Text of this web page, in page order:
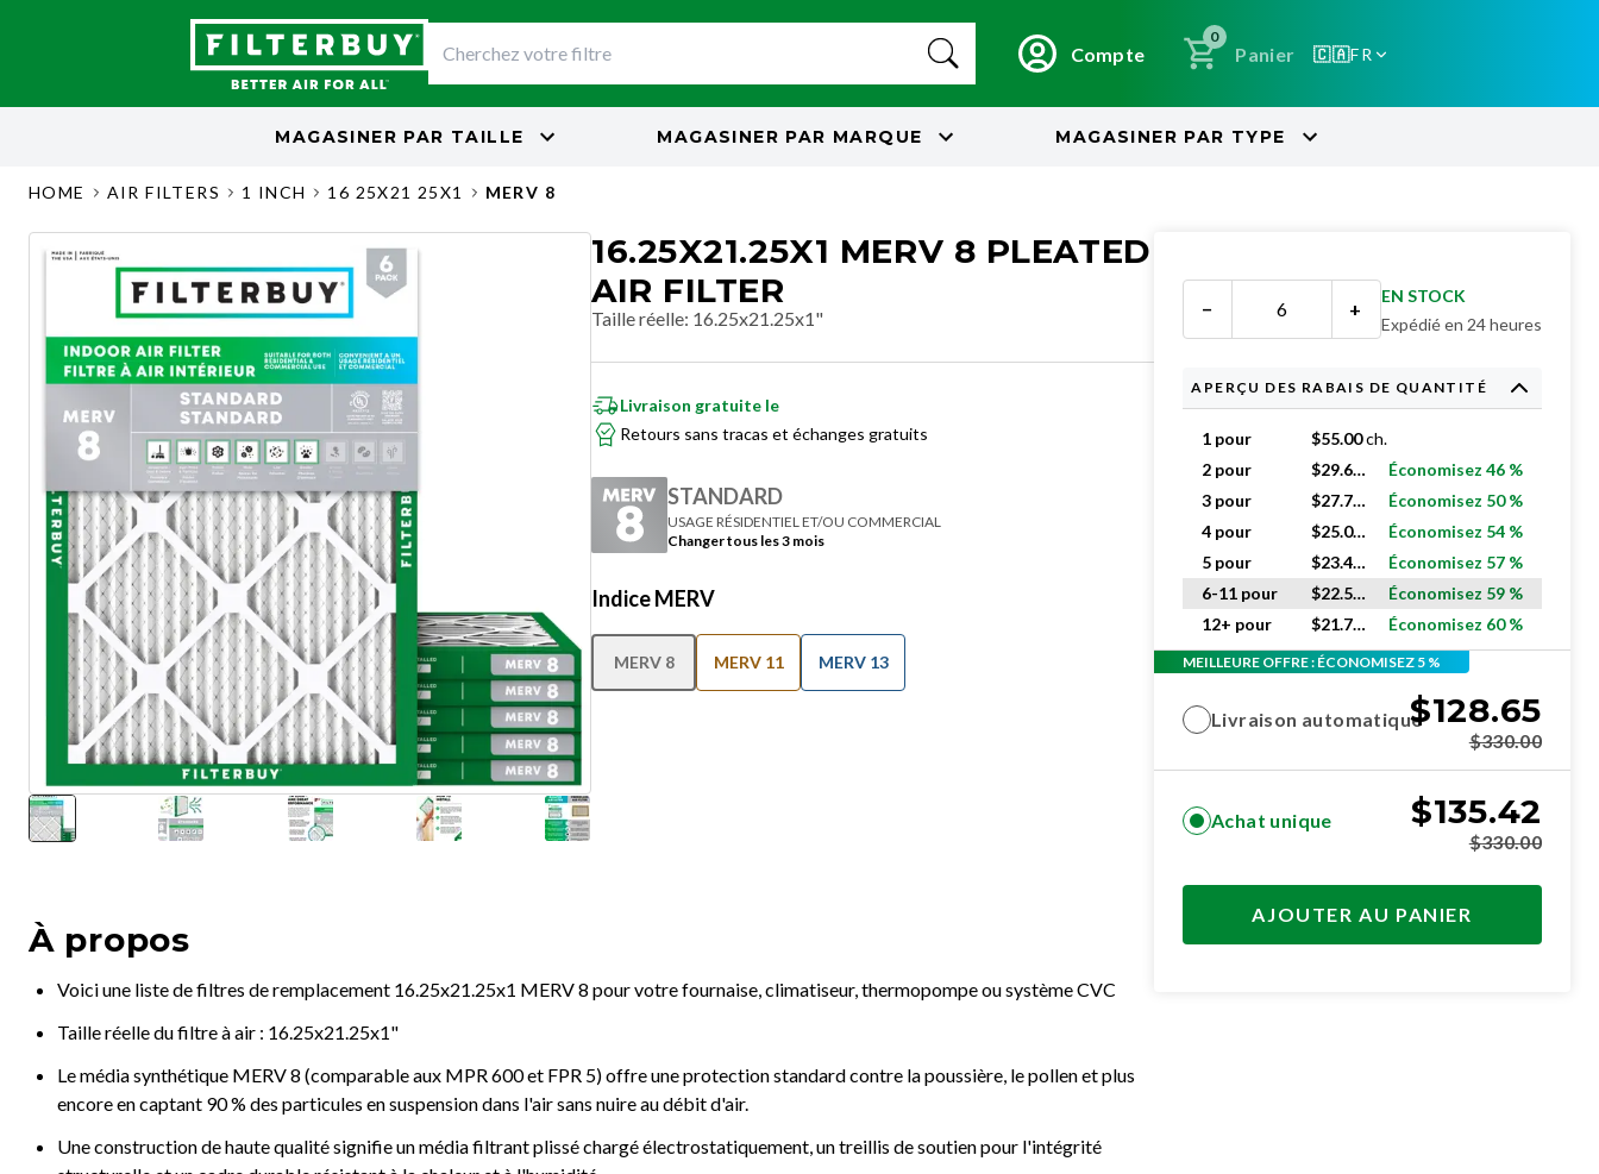
Compte
0
Panier 🇨🇦FR
MAGASINER PAR TAILLE MAGASINER PAR MARQUE MAGASINER PAR TYPE
HOME AIR FILTERS 1 INCH 16 25X21 25X1 MERV 8
16.25X21.25X1 MERV 8 PLEATED
AIR FILTER
Taille réelle: 16.25x21.25x1"
Livraison gratuite le
Retours sans tracas et échanges gratuits
STANDARD
USAGE RÉSIDENTIEL ET/OU COMMERCIAL
Changer tous les 3 mois
Indice MERV
MERV 8 MERV 11 MERV 13
À propos
Voici une liste de filtres de remplacement 16.25x21.25x1 MERV 8 pour votre fournaise, climatiseur, thermopompe ou système CVC
Taille réelle du filtre à air : 16.25x21.25x1"
Le média synthétique MERV 8 (comparable aux MPR 600 et FPR 5) offre une protection standard contre la poussière, le pollen et plus
encore en captant 90 % des particules en suspension dans l'air sans nuire au débit d'air.
Une construction de haute qualité signifie un média filtrant plissé chargé électrostatiquement, un treillis de soutien pour l'intégrité
− +
EN STOCK
Expédié en 24 heures
APERÇU DES RABAIS DE QUANTITÉ
1 pour $55.00ch.
2 pour
$29.61
Économisez 46 %
3 pour
$27.74
Économisez 50 %
4 pour
$25.03
Économisez 54 %
5 pour
$23.40
Économisez 57 %
6-11 pour
$22.57
Économisez 59 %
12+ pour
$21.74 Économisez 60 %
MEILLEURE OFFRE : ÉCONOMISEZ 5 %
Livraison automatique$128.65
$330.00
Achat unique $135.42
$330.00
AJOUTER AU PANIER